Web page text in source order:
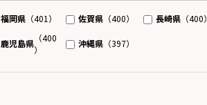
福岡県（401） 佐賀県（400） 長崎県（400）
鹿児島県 （400
）
沖縄県（397）